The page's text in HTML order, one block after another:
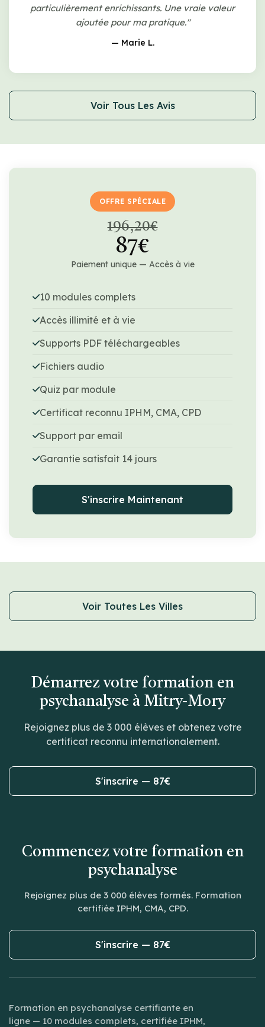
particulièrement enrichissants. Une vraie valeur
ajoutée pour ma pratique."
— Marie L.
Voir Tous Les Avis
OFFRE SPÉCIALE
196,20€
87€
Paiement unique — Accès à vie
10 modules complets
Accès illimité et à vie
Supports PDF téléchargeables
Fichiers audio
Quiz par module
Certificat reconnu IPHM, CMA, CPD
Support par email
Garantie satisfait 14 jours
S'inscrire Maintenant
Voir Toutes Les Villes
Démarrez votre formation en
psychanalyse à Mitry-Mory
Rejoignez plus de 3 000 élèves et obtenez votre
certificat reconnu internationalement.
S'inscrire — 87€
Commencez votre formation en
psychanalyse
Rejoignez plus de 3 000 élèves formés. Formation
certifiée IPHM, CMA, CPD.
S'inscrire — 87€
Formation en psychanalyse certifiante en
ligne — 10 modules complets, certifiée IPHM,